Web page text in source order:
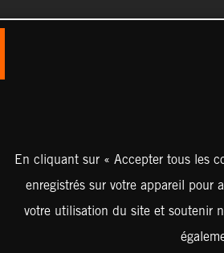
En cliquant sur « Accepter tous les
enregistrés sur votre appareil pour
votre utilisation du site et soutenir